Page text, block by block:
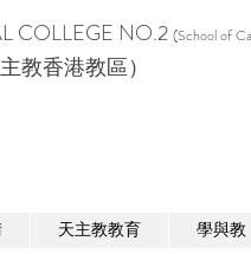
COLLEGE NO.2 (School of
教香港教區）
天主教教育 學與教